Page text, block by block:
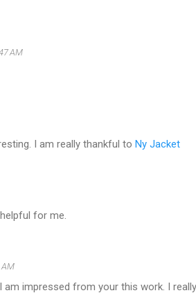
AM
I am really thankful to Ny Jacket
for me.
AM
am impressed from your this work. I